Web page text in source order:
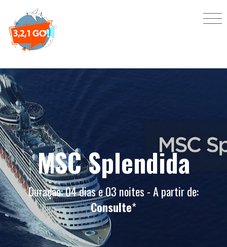
MSC Splendida
Duração: 04 dias e 03 noites - A partir de:
Consulte*